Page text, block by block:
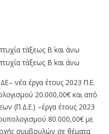
τάξεως Β΄ και άνω
τάξεως Β΄ και άνω
νέα έργα έτους 2023 Π.Ε.
20.000,00€ και από
(Π.Δ.Ε.) –έργα έτους 2023
80.000,00€ με
συμβουλών σε θέματα